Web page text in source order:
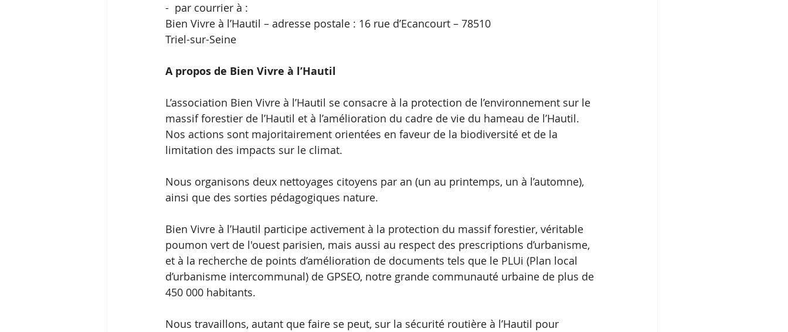
-  par courrier à :
Bien Vivre à l’Hautil – adresse postale : 16 rue d’Ecancourt – 78510
Triel-sur-Seine
A propos de Bien Vivre à l’Hautil
L’association Bien Vivre à l’Hautil se consacre à la protection de l’environnement sur le
massif forestier de l’Hautil et à l’amélioration du cadre de vie du hameau de l’Hautil.
Nos actions sont majoritairement orientées en faveur de la biodiversité et de la
limitation des impacts sur le climat.
Nous organisons deux nettoyages citoyens par an (un au printemps, un à l’automne),
ainsi que des sorties pédagogiques nature.
Bien Vivre à l’Hautil participe activement à la protection du massif forestier, véritable
poumon vert de l'ouest parisien, mais aussi au respect des prescriptions d’urbanisme,
et à la recherche de points d’amélioration de documents tels que le PLUi (Plan local
d’urbanisme intercommunal) de GPSEO, notre grande communauté urbaine de plus de
450 000 habitants.
Nous travaillons, autant que faire se peut, sur la sécurité routière à l’Hautil pour